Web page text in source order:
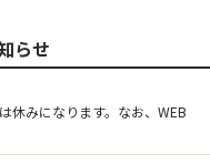
らせ
休みになります。なお、WEB